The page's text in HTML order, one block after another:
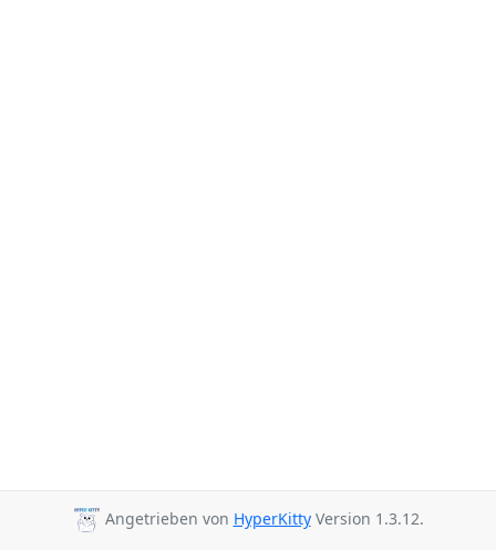
Angetrieben von HyperKittyVersion 1.3.12.